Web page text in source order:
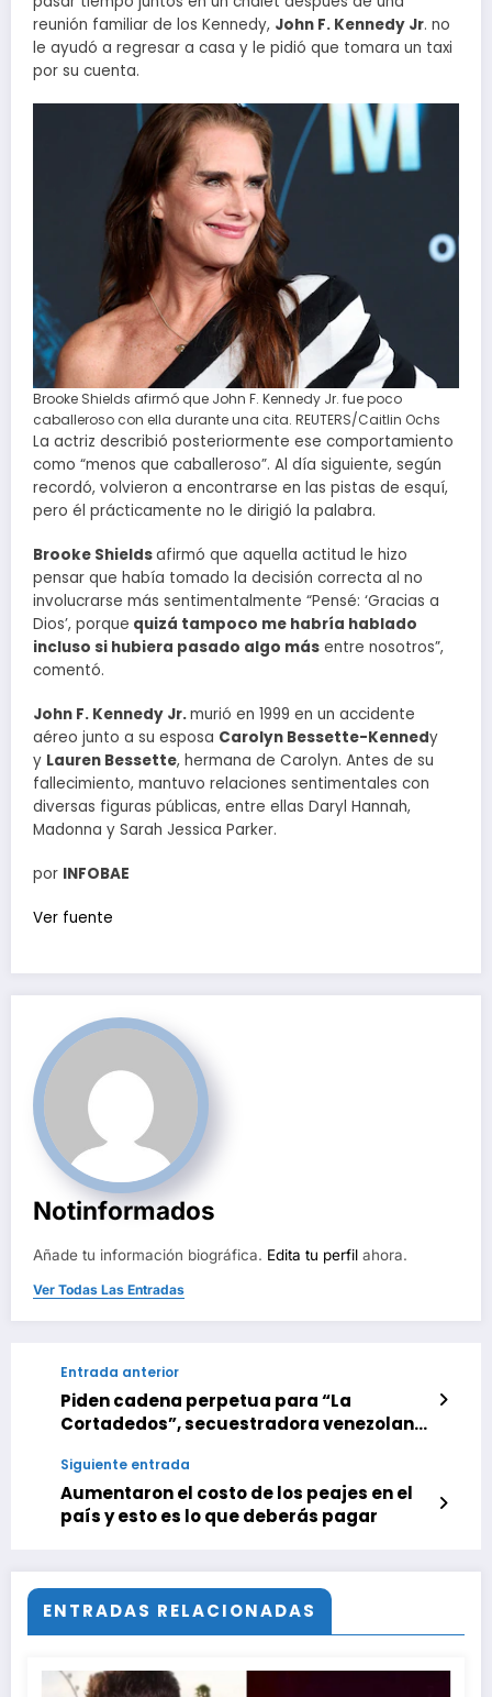
reunión familiar de los Kennedy, John F. Kennedy Jr. no
le ayudó a regresar a casa y le pidió que tomara un taxi
por su cuenta.
Brooke Shields afirmó que John F. Kennedy Jr. fue poco
caballeroso con ella durante una cita. REUTERS/Caitlin Ochs
La actriz describió posteriormente ese comportamiento
como “menos que caballeroso”. Al día siguiente, según
recordó, volvieron a encontrarse en las pistas de esquí,
pero él prácticamente no le dirigió la palabra.
Brooke Shieldsafirmó que aquella actitud le hizo
pensar que había tomado la decisión correcta al no
involucrarse más sentimentalmente “Pensé: ‘Gracias a
Dios’, porque quizá tampoco me habría hablado
incluso si hubiera pasado algo más entre nosotros”,
comentó.
John F. Kennedy Jr.murió en 1999 en un accidente
aéreo junto a su esposa Carolyn Bessette-Kennedy
y Lauren Bessette, hermana de Carolyn. Antes de su
fallecimiento, mantuvo relaciones sentimentales con
diversas figuras públicas, entre ellas Daryl Hannah,
Madonna y Sarah Jessica Parker.
por INFOBAE
Ver fuente
Notinformados
Añade tu información biográfica. Edita tu perfil ahora.
Ver Todas Las Entradas
Entrada anterior
Piden cadena perpetua para “La
Cortadedos”, secuestradora venezolana
Siguiente entrada
Aumentaron el costo de los peajes en el
país y esto es lo que deberás pagar
ENTRADAS RELACIONADAS